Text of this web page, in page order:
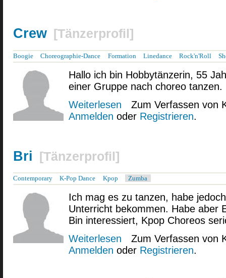
Crew [Tänzerprofil]
Boogie Choreographie-Dance Formation Linedance Rock'n'Roll
Hallo ich bin Hobbytänzerin, 55
einer Gruppe nach choreo tanzen.
Weiterlesen über Crew
Zum Verfassen von
Anmelden oder Registrieren.
Bri [Tänzerprofil]
Contemporary K-Pop Dance Kpop Zumba
Ich mag es zu tanzen, habe
Unterricht bekommen. Habe aber
Bin interessiert, Kpop Choreos
Weiterlesen über Bri
Zum Verfassen von
Anmelden oder Registrieren.